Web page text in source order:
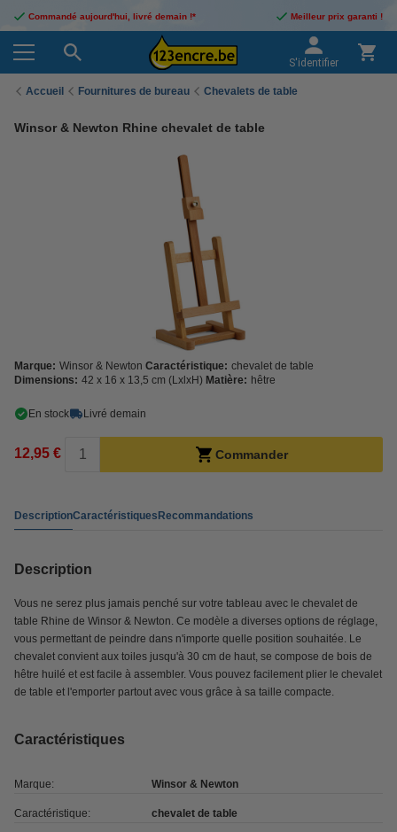
Commandé aujourd'hui, livré demain !* Meilleur prix garanti !
S'identifier
Accueil Fournitures de bureau Chevalets de table
Winsor & Newton Rhine chevalet de table
Marque: Winsor & Newton Caractéristique: chevalet de table
Dimensions: 42 x 16 x 13,5 cm (LxlxH) Matière: hêtre
En stock Livré demain
12,95 € Commander
DescriptionCaractéristiquesRecommandations
Description
Vous ne serez plus jamais penché sur votre tableau avec le chevalet de
table Rhine de Winsor & Newton. Ce modèle a diverses options de réglage,
vous permettant de peindre dans n'importe quelle position souhaitée. Le
chevalet convient aux toiles jusqu'à 30 cm de haut, se compose de bois de
hêtre huilé et est facile à assembler. Vous pouvez facilement plier le chevalet
de table et l'emporter partout avec vous grâce à sa taille compacte.
Caractéristiques
Marque: Winsor & Newton
Caractéristique: chevalet de table